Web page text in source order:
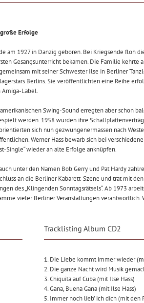
Erfolge
am 1927 in Danzig geboren. Bei Kriegsende floh
Gesangsunterricht bekamen. Die Familie kehrte
mit seiner Schwester Ilse in Berliner
Berlins. Sie veröffentlichten eine Reihe
Amiga-Label.
Swing-Sound erregten aber schon
werden. 1958 wurden ihre
sich nun gezwungenermassen nach
Werner Hass bewarb sich bei
Single“ wieder an alte Erfolge anknüpfen.
unter den Namen Bob Gerry und Pat Hardy
an die Berliner Kabarett-Szene und trat mit
des „Klingenden Sonntagsrätsels“. Ab 1973
vieler Berliner Veranstaltungen verantwortlich.
Tracklisting Album CD2
1. Die Liebe kommt immer wieder
2. Die ganze Nacht wird Musik
3. Chiquita auf Cuba (mit Ilse Hass)
4. Gana, Buena Gana (mit Ilse Hass)
5. Immer noch lieb’ ich dich (mit den